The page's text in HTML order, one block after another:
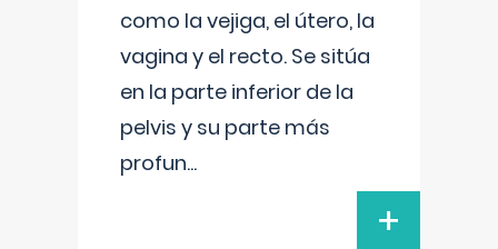
como la vejiga, el útero, la
vagina y el recto. Se sitúa
en la parte inferior de la
pelvis y su parte más
profun...
+